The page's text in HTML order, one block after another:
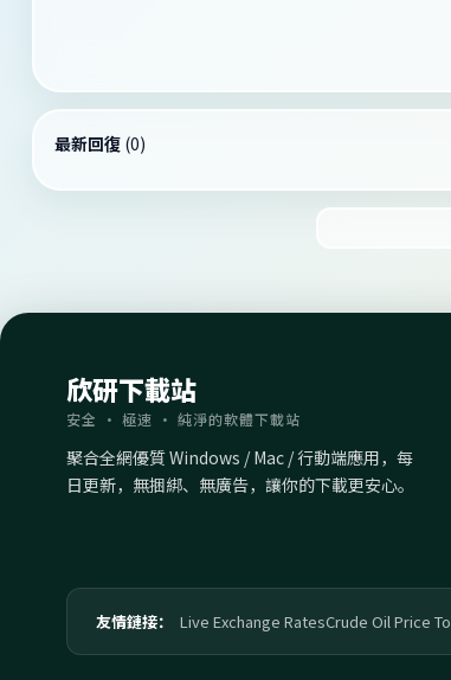
最新回復 (0)
欣研下載站
安全 · 極速 · 純淨的軟體下載站
聚合全網優質 Windows / Mac / 行動端應用，每
日更新，無捆綁、無廣告，讓你的下載更安心。
友情鏈接： Live Exchange RatesCrude Oil Price